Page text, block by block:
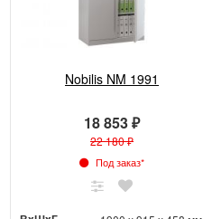
Nobilis NM 1991
18 853 ₽
22 180 ₽
Под заказ*